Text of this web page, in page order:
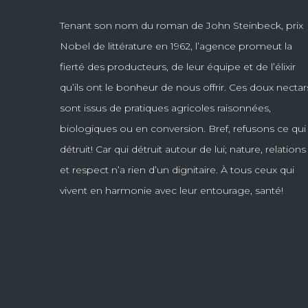
Tenant son nom du roman de John Steinbeck, prix
Nobel de littérature en 1962, l’agence promeut la
fierté des producteurs, de leur équipe et de l’élixir
qu’ils ont le bonheur de nous offrir. Ces doux
sont issus de pratiques agricoles raisonnées,
biologiques ou en conversion. Bref, refusons ce qui
détruit! Car qui détruit autour de lui; nature, relations
et respect n’a rien d’un dignitaire. À tous ceux qui
vivent en harmonie avec leur entourage, santé!